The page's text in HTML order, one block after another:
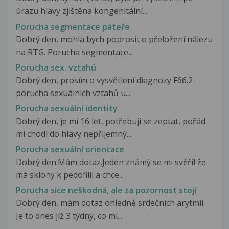
úrazu hlavy zjištěna kongenitální...
Porucha segmentace páteře
Dobrý den, mohla bych poprosit o přeložení nálezu
na RTG. Porucha segmentace...
Porucha sex. vztahů
Dobrý den, prosím o vysvětlení diagnozy F66.2 -
porucha sexuálních vztahů u...
Porucha sexuální identity
Dobrý den, je mi 16 let, potřebuji se zeptat, pořád
mi chodí do hlavy nepříjemný...
Porucha sexuální orientace
Dobrý den.Mám dotaz.Jeden známý se mi svěřil že
má sklony k pedofilii a chce...
Porucha sice neškodná, ale za pozornost stojí
Dobrý den, mám dotaz ohledně srdečních arytmií.
Je to dnes již 3 týdny, co mi...